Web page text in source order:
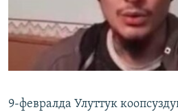
ЫҢГАЙСЫЗ СУРООЛОР
ЭЕ/АРнун бардык сайттары
9-февралда Улуттук